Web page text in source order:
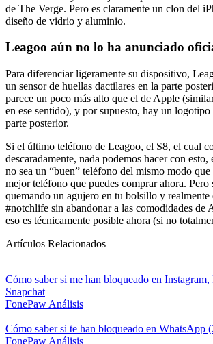
de The Verge. Pero es claramente un clon del
diseño de vidrio y aluminio.
Leagoo aún no lo ha anunciado
Para diferenciar ligeramente su dispositivo,
un sensor de huellas dactilares en la parte
parece un poco más alto que el de Apple
en ese sentido), y por supuesto, hay un
parte posterior.
Si el último teléfono de Leagoo, el S8, el cual
descaradamente, nada podemos hacer con
no sea un “buen” teléfono del mismo modo
mejor teléfono que puedes comprar ahora. Pero
quemando un agujero en tu bolsillo y realmente
#notchlife sin abandonar a las comodidades de
eso es técnicamente posible ahora (si no
Artículos Relacionados
Cómo saber si me han bloqueado en
Snapchat
FonePaw Análisis
Cómo saber si te han bloqueado en WhatsApp
FonePaw Análisis